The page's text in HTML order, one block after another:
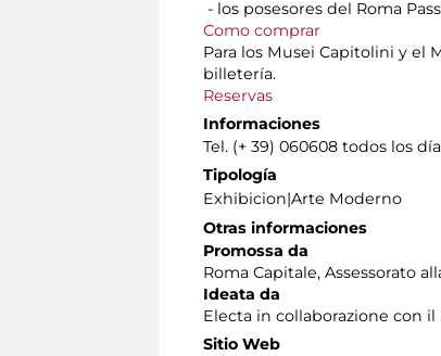
- los posesores del Roma
Como comprar
Para los Musei Capitolini y el
billetería.
Reservas
Informaciones
Tel. (+ 39) 060608 todos los
Tipología
Exhibicion|Arte Moderno
Otras informaciones
Promossa da
Roma Capitale, Assessorato
Ideata da
Electa in collaborazione con
Sitio Web